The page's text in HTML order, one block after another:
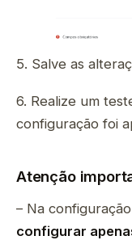
5. Salve as
6. Realize um
configuração foi
Atenção
– Na
configurar